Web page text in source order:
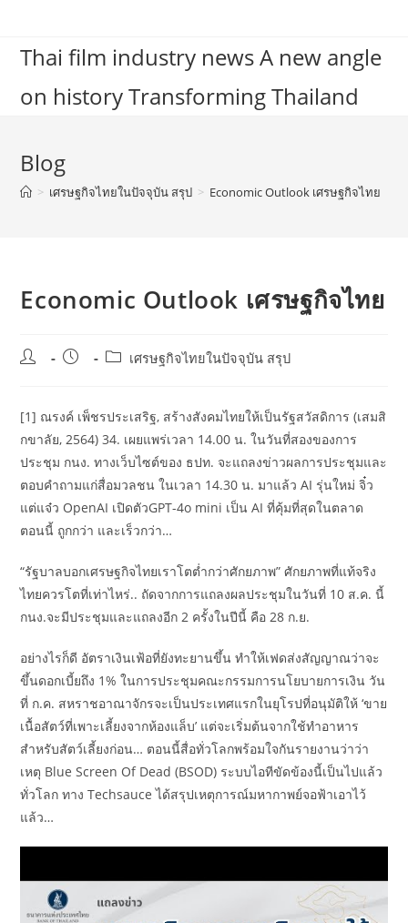
contentThai film industry news A new angle
on history Transforming Thailand
Blog
> เศรษฐกิจไทยในปัจจุบัน สรุป > Economic Outlook เศรษฐกิจไทย
Economic Outlook เศรษฐกิจไทย
Post
Post
Postเศรษฐกิจไทยในปัจจุบัน สรุป
[1] ณรงค์ เพ็ชรประเสริฐ, สร้างสังคมไทยให้เป็นรัฐสวัสดิการ (เสมสิ
กขาลัย, 2564) 34. เผยแพร่เวลา 14.00 น. ในวันที่สองของการ
ประชุม กนง. ทางเว็บไซต์ของ ธปท. จะแถลงข่าวผลการประชุมและ
ตอบคำถามแก่สื่อมวลชน ในเวลา 14.30 น. มาแล้ว AI รุ่นใหม่ จิ๋ว
แต่แจ๋ว OpenAI เปิดตัวGPT-4o mini เป็น AI ที่คุ้มที่สุดในตลาด
ตอนนี้ ถูกกว่า และเร็วกว่า…
“รัฐบาลบอกเศรษฐกิจไทยเราโตต่ำกว่าศักยภาพ” ศักยภาพที่แท้จริง
ไทยควรโตที่เท่าไหร่.. ถัดจากการแถลงผลประชุมในวันที่ 10 ส.ค. นี้
กนง.จะมีประชุมและแถลงอีก 2 ครั้งในปีนี้ คือ 28 ก.ย.
อย่างไรก็ดี อัตราเงินเฟ้อที่ยังทะยานขึ้น ทำให้เฟดส่งสัญญาณว่าจะ
ขึ้นดอกเบี้ยถึง 1% ในการประชุมคณะกรรมการนโยบายการเงิน วัน
ที่ ก.ค. สหราชอาณาจักรจะเป็นประเทศแรกในยุโรปที่อนุมัติให้ ‘ขาย
เนื้อสัตว์ที่เพาะเลี้ยงจากห้องแล็บ’ แต่จะเริ่มต้นจากใช้ทำอาหาร
สำหรับสัตว์เลี้ยงก่อน… ตอนนี้สื่อทั่วโลกพร้อมใจกันรายงานว่าว่า
เหตุ Blue Screen Of Dead (BSOD) ระบบไอทีขัดข้องนี้เป็นไปแล้ว
ทั่วโลก ทาง Techsauce ได้สรุปเหตุการณ์มหากาพย์จอฟ้าเอาไว้
แล้ว…